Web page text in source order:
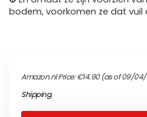
bodem, voorkomen ze dat vuil
Amazon.nl Price:€14.90(as of 09/04/
Shipping.